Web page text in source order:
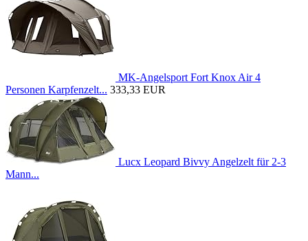
MK-Angelsport Fort Knox Air 4
Personen Karpfenzelt... 333,33 EUR
Lucx Leopard Bivvy Angelzelt für 2-3
Mann...